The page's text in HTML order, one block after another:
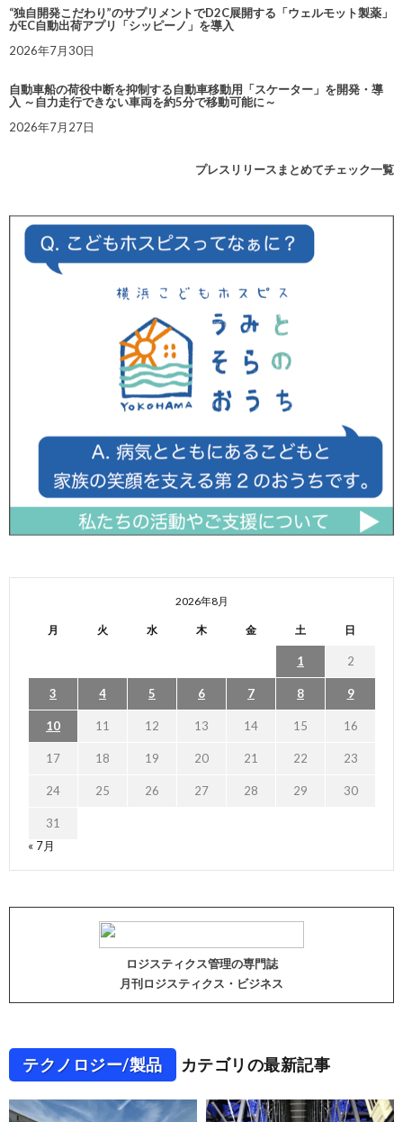
“独自開発こだわり”のサプリメントでD2C展開する「ウェルモット製薬」
がEC自動出荷アプリ「シッピーノ」を導入
2026年7月30日
自動車船の荷役中断を抑制する自動車移動用「スケーター」を開発・導
入 ～自力走行できない車両を約5分で移動可能に～
2026年7月27日
プレスリリースまとめてチェック一覧
2026年8月
月 火 水 木 金 土 日
1 2
3 4 5 6 7 8 9
10 11 12 13 14 15 16
17 18 19 20 21 22 23
24 25 26 27 28 29 30
31
« 7月
ロジスティクス管理の専門誌
月刊ロジスティクス・ビジネス
テクノロジー/製品 カテゴリの最新記事